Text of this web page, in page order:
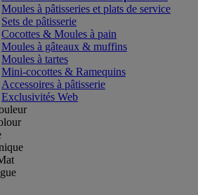
Moules à pâtisseries et plats de service
Sets de pâtisserie
Cocottes & Moules à pain
Moules à gâteaux & muffins
Moules à tartes
Mini-cocottes & Ramequins
Accessoires à pâtisserie
Exclusivités Web